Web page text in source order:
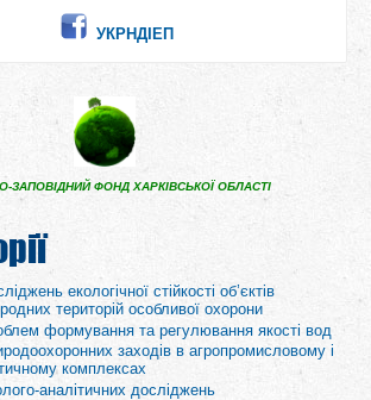
УКРНДІЕП
ЗАПОВІДНИЙ ФОНД ХАРКІВСЬКОЇ ОБЛАСТІ
екологічної стійкості об’єктів
територій особливої охорони
формування та регулювання якості вод
заходів в агропромисловому і
комплексах
аналітичних досліджень